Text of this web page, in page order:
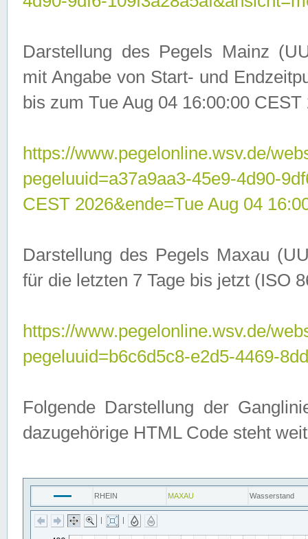
Darstellung des Pegels Mainz
mit Angabe von Start- und
bis zum Tue Aug 04 16:00:00 CEST
https://www.pegelonline.wsv.de/
pegeluuid=a37a9aa3-45e9-4d90-
CEST 2026&ende=Tue Aug 04
Darstellung des Pegels Maxau
für die letzten 7 Tage bis jetzt (ISO
https://www.pegelonline.wsv.de/
pegeluuid=b6c6d5c8-e2d5-4469-
Folgende Darstellung der
dazugehörige HTML Code steht